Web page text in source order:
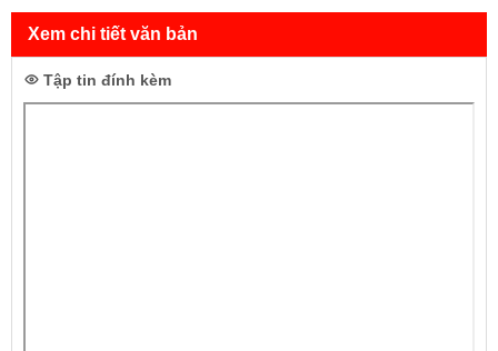
Xem chi tiết văn bản
Tập tin đính kèm